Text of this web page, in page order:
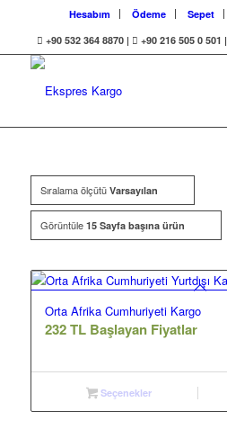
Hesabım Ödeme Sepet
+90 532 364 8870 |
+90 216 505 0 501 |
Sıralama ölçütü Varsayılan
Görüntüle 15 Sayfa başına ürün
Orta Afrika Cumhuriyeti Kargo
232 TL Başlayan Fiyatlar
Seçenekler